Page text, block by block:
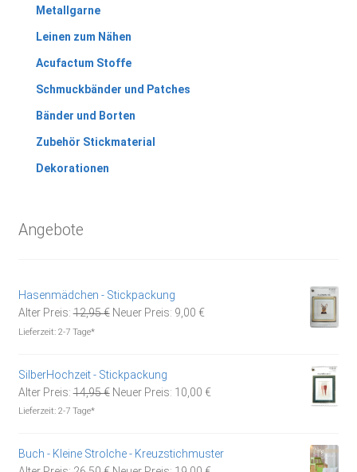
Metallgarne
Leinen zum Nähen
Acufactum Stoffe
Schmuckbänder und Patches
Bänder und Borten
Zubehör Stickmaterial
Dekorationen
Angebote
Hasenmädchen - Stickpackung
Alter Preis: 12,95€ Ursprünglicher
Neuer Preis: 9,00 €Aktueller
Lieferzeit: 2-7 Tage*
SilberHochzeit - Stickpackung
Alter Preis: 14,95€ Ursprünglicher
Neuer Preis: 10,00 €Aktueller
Lieferzeit: 2-7 Tage*
Buch - Kleine Strolche - Kreuzstichmuster